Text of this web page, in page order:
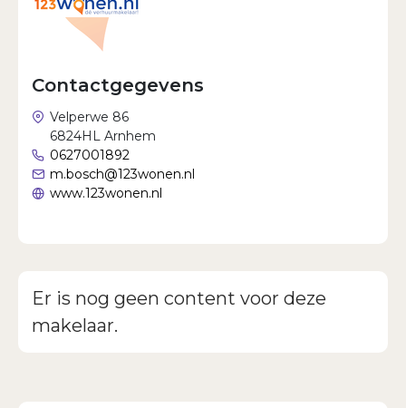
Contactgegevens
Velperwe 86
6824HL Arnhem
0627001892
m.bosch@123wonen.nl
www.123wonen.nl
Er is nog geen content voor deze
makelaar.